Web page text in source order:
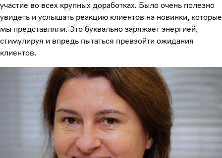
участие во всех крупных доработках. Было очень полезно
увидеть и услышать реакцию клиентов на новинки, которые
мы представляли. Это буквально заряжает энергией,
стимулируя и впредь пытаться превзойти ожидания
клиентов.